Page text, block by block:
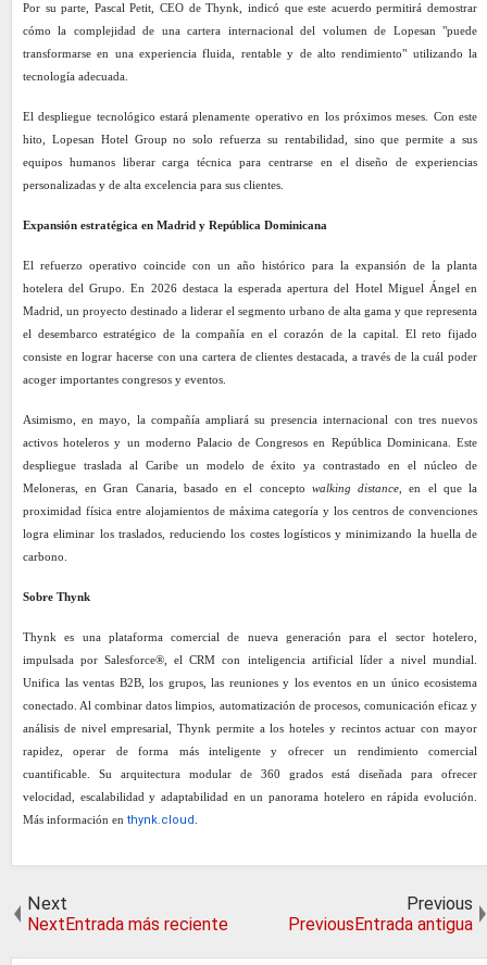
Por su parte, Pascal Petit, CEO de Thynk, indicó que este acuerdo permitirá demostrar
cómo la complejidad de una cartera internacional del volumen de Lopesan "puede
transformarse en una experiencia fluida, rentable y de alto rendimiento" utilizando la
tecnología adecuada.
El despliegue tecnológico estará plenamente operativo en los próximos meses. Con este
hito, Lopesan Hotel Group no solo refuerza su rentabilidad, sino que permite a sus
equipos humanos liberar carga técnica para centrarse en el diseño de experiencias
personalizadas y de alta excelencia para sus clientes.
Expansión estratégica en Madrid y República Dominicana
El refuerzo operativo coincide con un año histórico para la expansión de la planta
hotelera del Grupo. En 2026 destaca la esperada apertura del Hotel Miguel Ángel en
Madrid, un proyecto destinado a liderar el segmento urbano de alta gama y que representa
el desembarco estratégico de la compañía en el corazón de la capital. El reto fijado
consiste en lograr hacerse con una cartera de clientes destacada, a través de la cuál poder
acoger importantes congresos y eventos.
Asimismo, en mayo, la compañía ampliará su presencia internacional con tres nuevos
activos hoteleros y un moderno Palacio de Congresos en República Dominicana. Este
despliegue traslada al Caribe un modelo de éxito ya contrastado en el núcleo de
Meloneras, en Gran Canaria, basado en el concepto walking distance , en el que la
proximidad física entre alojamientos de máxima categoría y los centros de convenciones
logra eliminar los traslados, reduciendo los costes logísticos y minimizando la huella de
carbono.
Sobre Thynk
Thynk es una plataforma comercial de nueva generación para el sector hotelero,
impulsada por Salesforce®, el CRM con inteligencia artificial líder a nivel mundial.
Unifica las ventas B2B, los grupos, las reuniones y los eventos en un único ecosistema
conectado. Al combinar datos limpios, automatización de procesos, comunicación eficaz y
análisis de nivel empresarial, Thynk permite a los hoteles y recintos actuar con mayor
rapidez, operar de forma más inteligente y ofrecer un rendimiento comercial
cuantificable. Su arquitectura modular de 360 grados está diseñada para ofrecer
velocidad, escalabilidad y adaptabilidad en un panorama hotelero en rápida evolución.
Más información en thynk.cloud
Next
NextEntrada más reciente
Previous
PreviousEntrada antigua